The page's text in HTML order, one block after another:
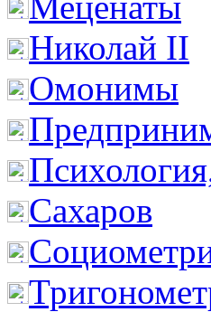
Николай II
Омонимы
Сахаров